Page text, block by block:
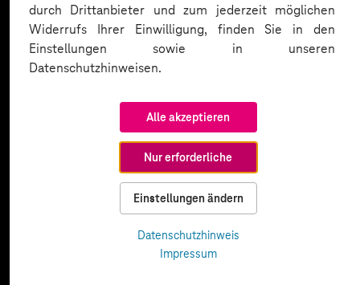
durch Drittanbieter und zum jederzeit möglichen
Widerrufs Ihrer Einwilligung, finden Sie in den
Einstellungen sowie in unseren
Datenschutzhinweisen.
Alle akzeptieren
Nur erforderliche
Einstellungen ändern
Datenschutzhinweis
Impressum